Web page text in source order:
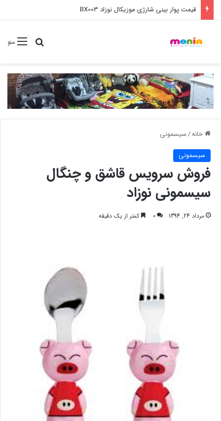
خرید عمده ست مانیکور نوزاد خارجی
منوجستجو
خانه/سیسمونی
سیسمونی
فروش سرویس قاشق و چنگال
سیسمونی نوزاد
مرداد 24, 1394 0 کمتر از یک دقیقه